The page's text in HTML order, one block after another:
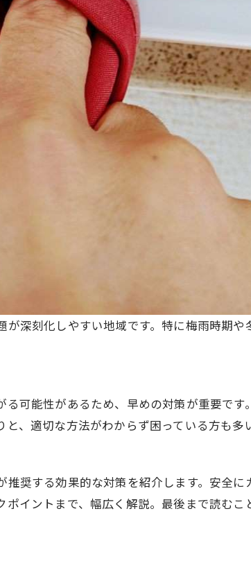
深刻化しやすい地域です。特に梅雨時期
可能性があるため、早めの対策が重要で
、適切な方法がわからず困っている方も多
奨する効果的な対策を紹介します。安全
イントまで、幅広く解説。最後まで読む